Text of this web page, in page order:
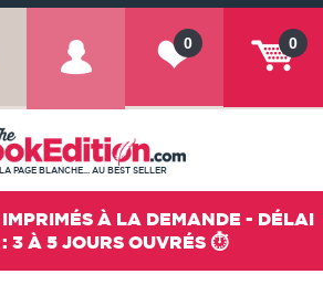
0
0
PAGE BLANCHE... AU BEST SELLER
À LA DEMANDE - DÉLAI
3 À 5 JOURS OUVRÉS ⏱️